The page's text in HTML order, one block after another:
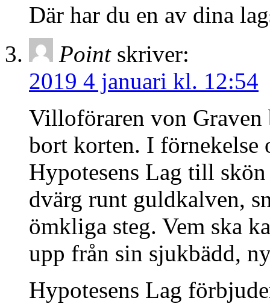
Där har du en av dina
Point skriver:
2019 4 januari kl. 12:54
Villoföraren von
bort korten. I förnekelse
Hypotesens Lag till
dvärg runt guldkalven,
ömkliga steg. Vem ska
upp från sin sjukbädd,
Hypotesens Lag